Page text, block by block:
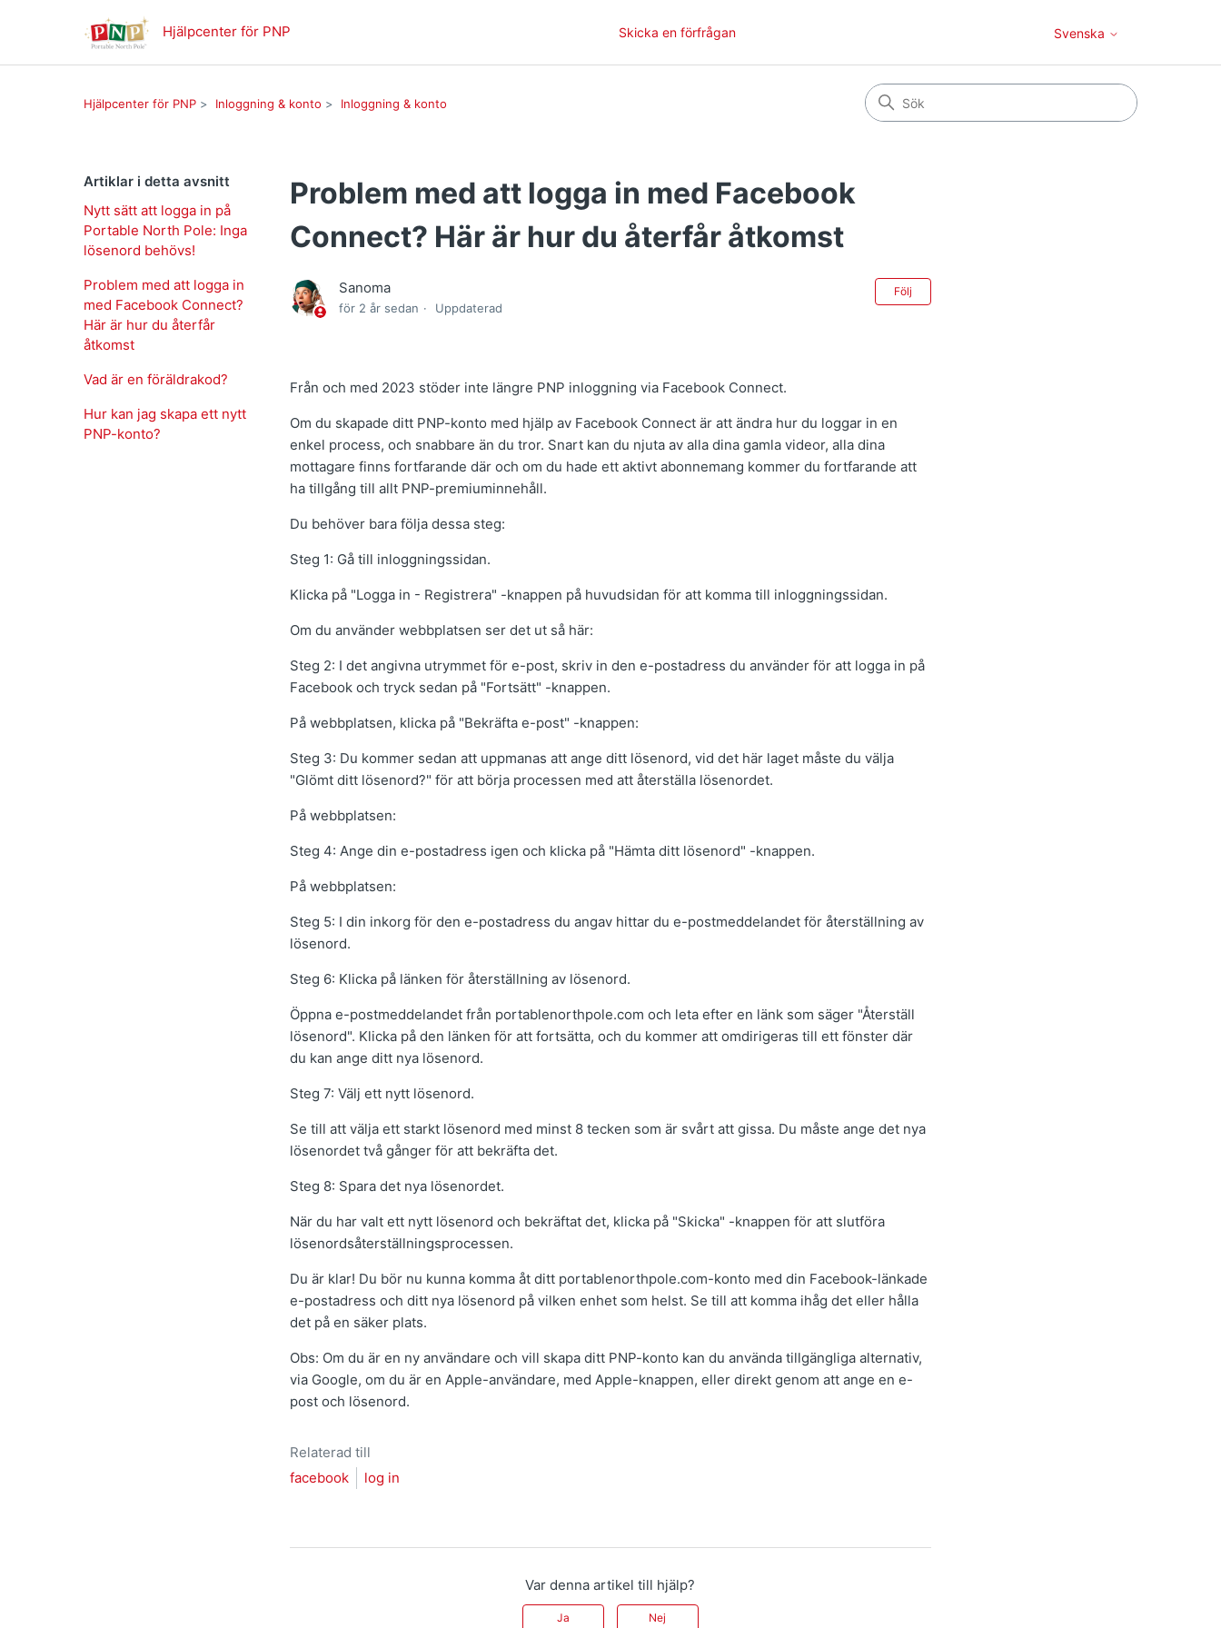
Hjälpcenter för PNP Skicka en förfrågan Svenska
Hjälpcenter för PNP Inloggning & konto Inloggning & konto
Artiklar i detta avsnitt
Nytt sätt att logga in på
Portable North Pole: Inga
lösenord behövs!
Problem med att logga in
med Facebook Connect?
Här är hur du återfår
åtkomst
Vad är en föräldrakod?
Hur kan jag skapa ett nytt
PNP-konto?
Problem med att logga in med Facebook
Connect? Här är hur du återfår åtkomst
Sanoma
för 2 år sedan Uppdaterad
Följ
Från och med 2023 stöder inte längre PNP inloggning via Facebook Connect.
Om du skapade ditt PNP-konto med hjälp av Facebook Connect är att ändra hur du loggar in en
enkel process, och snabbare än du tror. Snart kan du njuta av alla dina gamla videor, alla dina
mottagare finns fortfarande där och om du hade ett aktivt abonnemang kommer du fortfarande att
ha tillgång till allt PNP-premiuminnehåll.
Du behöver bara följa dessa steg:
Steg 1: Gå till inloggningssidan.
Klicka på "Logga in - Registrera" -knappen på huvudsidan för att komma till inloggningssidan.
Om du använder webbplatsen ser det ut så här:
Steg 2: I det angivna utrymmet för e-post, skriv in den e-postadress du använder för att logga in på
Facebook och tryck sedan på "Fortsätt" -knappen.
På webbplatsen, klicka på "Bekräfta e-post" -knappen:
Steg 3: Du kommer sedan att uppmanas att ange ditt lösenord, vid det här laget måste du välja
"Glömt ditt lösenord?" för att börja processen med att återställa lösenordet.
På webbplatsen:
Steg 4: Ange din e-postadress igen och klicka på "Hämta ditt lösenord" -knappen.
På webbplatsen:
Steg 5: I din inkorg för den e-postadress du angav hittar du e-postmeddelandet för återställning av
lösenord.
Steg 6: Klicka på länken för återställning av lösenord.
Öppna e-postmeddelandet från portablenorthpole.com och leta efter en länk som säger "Återställ
lösenord". Klicka på den länken för att fortsätta, och du kommer att omdirigeras till ett fönster där
du kan ange ditt nya lösenord.
Steg 7: Välj ett nytt lösenord.
Se till att välja ett starkt lösenord med minst 8 tecken som är svårt att gissa. Du måste ange det nya
lösenordet två gånger för att bekräfta det.
Steg 8: Spara det nya lösenordet.
När du har valt ett nytt lösenord och bekräftat det, klicka på "Skicka" -knappen för att slutföra
lösenordsåterställningsprocessen.
Du är klar! Du bör nu kunna komma åt ditt portablenorthpole.com-konto med din Facebook-länkade
e-postadress och ditt nya lösenord på vilken enhet som helst. Se till att komma ihåg det eller hålla
det på en säker plats.
Obs: Om du är en ny användare och vill skapa ditt PNP-konto kan du använda tillgängliga alternativ,
via Google, om du är en Apple-användare, med Apple-knappen, eller direkt genom att ange en e-
post och lösenord.
Relaterad till
facebook
log in
Var denna artikel till hjälp?
Ja Nej